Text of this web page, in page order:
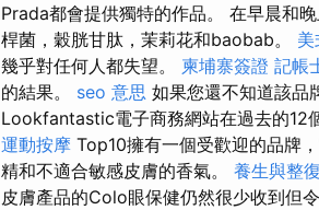
Prada都會提供獨特的作品。 在早晨和
桿菌，穀胱甘肽，茉莉花和baobab。 美
幾乎對任何人都失望。 柬埔寨簽證 記帳
的結果。 seo 意思 如果您還不知道該品
Lookfantastic電子商務網站在過去的12
運動按摩 Top10擁有一個受歡迎的品牌
精和不適合敏感皮膚的香氣。 養生與整
皮膚產品的Colo眼保健仍然很少收到但